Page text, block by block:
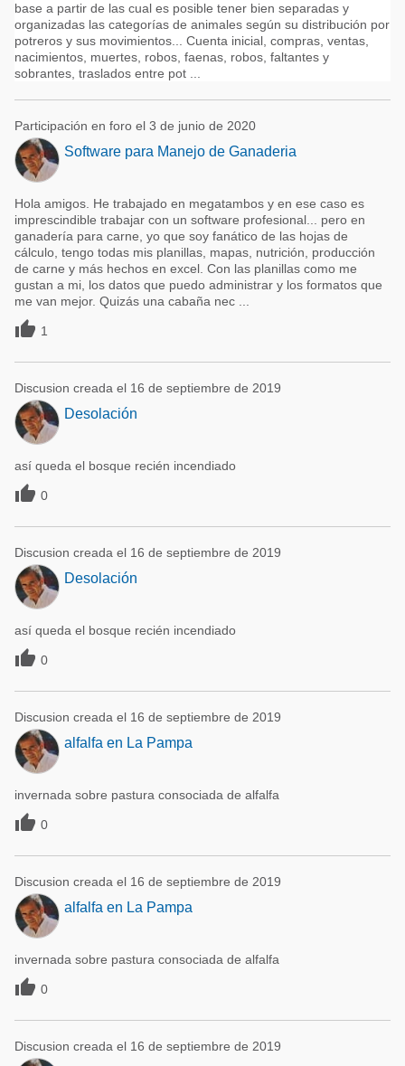
base a partir de las cual es posible tener bien separadas y
organizadas las categorías de animales según su distribución por
potreros y sus movimientos... Cuenta inicial, compras, ventas,
nacimientos, muertes, robos, faenas, robos, faltantes y
sobrantes, traslados entre pot ...
Participación en foro el 3 de junio de 2020
Software para Manejo de Ganaderia
Hola amigos. He trabajado en megatambos y en ese caso es
imprescindible trabajar con un software profesional... pero en
ganadería para carne, yo que soy fanático de las hojas de
cálculo, tengo todas mis planillas, mapas, nutrición, producción
de carne y más hechos en excel. Con las planillas como me
gustan a mi, los datos que puedo administrar y los formatos que
me van mejor. Quizás una cabaña nec ...
 1
Discusion creada el 16 de septiembre de 2019
Desolación
así queda el bosque recién incendiado
 0
Discusion creada el 16 de septiembre de 2019
Desolación
así queda el bosque recién incendiado
 0
Discusion creada el 16 de septiembre de 2019
alfalfa en La Pampa
invernada sobre pastura consociada de alfalfa
 0
Discusion creada el 16 de septiembre de 2019
alfalfa en La Pampa
invernada sobre pastura consociada de alfalfa
 0
Discusion creada el 16 de septiembre de 2019